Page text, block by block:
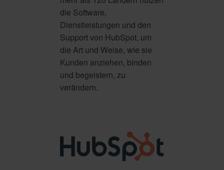
die Software,
Dienstleistungen und den
Support von HubSpot, um
die Art und Weise, wie sie
Kunden anziehen, binden
und begeistern, zu
verändern.